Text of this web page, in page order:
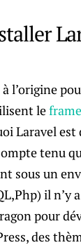
l’origine
le
Laravel
tenu
sous un
il n’y
pour
des